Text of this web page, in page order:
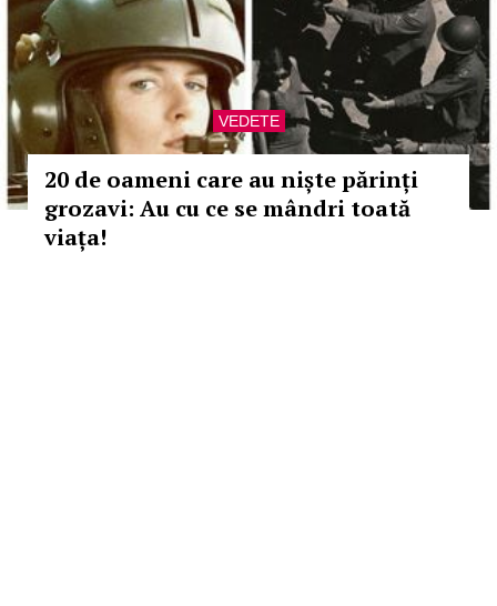
VEDETE
20 de oameni care au niște părinți
grozavi: Au cu ce se mândri toată
viața!